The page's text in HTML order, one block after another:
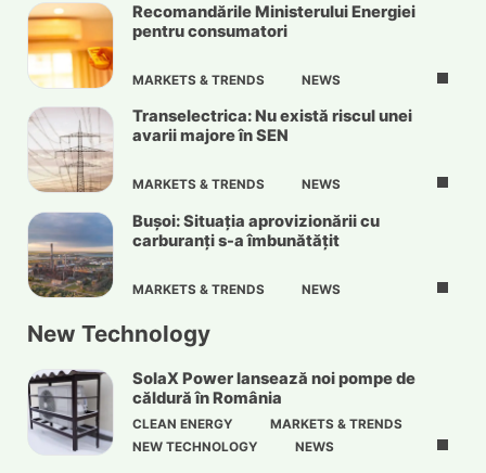
Recomandările Ministerului Energiei
pentru consumatori
MARKETS & TRENDS NEWS
Transelectrica: Nu există riscul unei
avarii majore în SEN
MARKETS & TRENDS NEWS
Bușoi: Situația aprovizionării cu
carburanți s-a îmbunătățit
MARKETS & TRENDS NEWS
New Technology
SolaX Power lansează noi pompe de
căldură în România
CLEAN ENERGY
MARKETS & TRENDS
NEW TECHNOLOGY
NEWS